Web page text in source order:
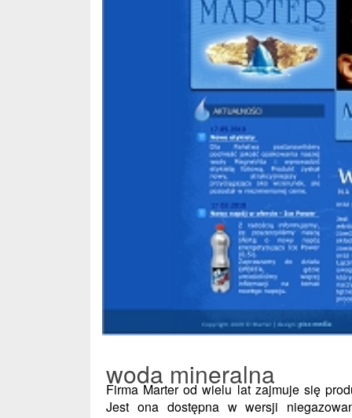
woda mineralna
Firma Marter od wielu lat zajmuje się
Jest ona dostępna w wersji